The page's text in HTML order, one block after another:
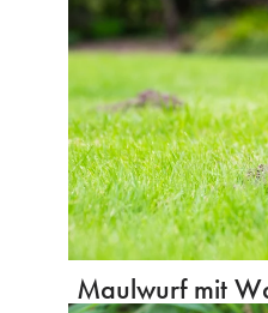
Maulwurf mit